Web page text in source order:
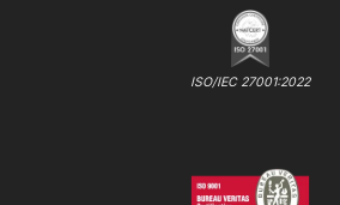
ISO/IEC 27001:2022